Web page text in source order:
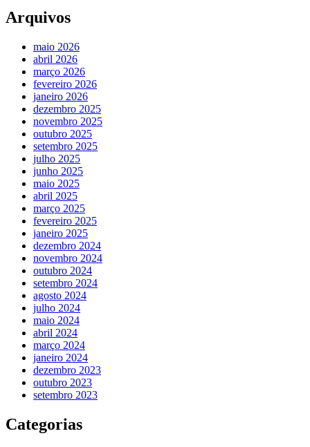
Arquivos
maio 2026
abril 2026
março 2026
fevereiro 2026
janeiro 2026
dezembro 2025
novembro 2025
outubro 2025
setembro 2025
julho 2025
junho 2025
maio 2025
abril 2025
março 2025
fevereiro 2025
janeiro 2025
dezembro 2024
novembro 2024
outubro 2024
setembro 2024
agosto 2024
julho 2024
maio 2024
abril 2024
março 2024
janeiro 2024
dezembro 2023
outubro 2023
setembro 2023
Categorias